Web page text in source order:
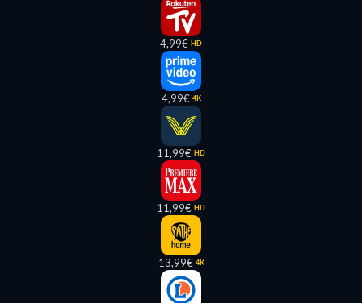
4,99€ HD
4,99€ 4K
11,99€ HD
11,99€ HD
13,99€ 4K